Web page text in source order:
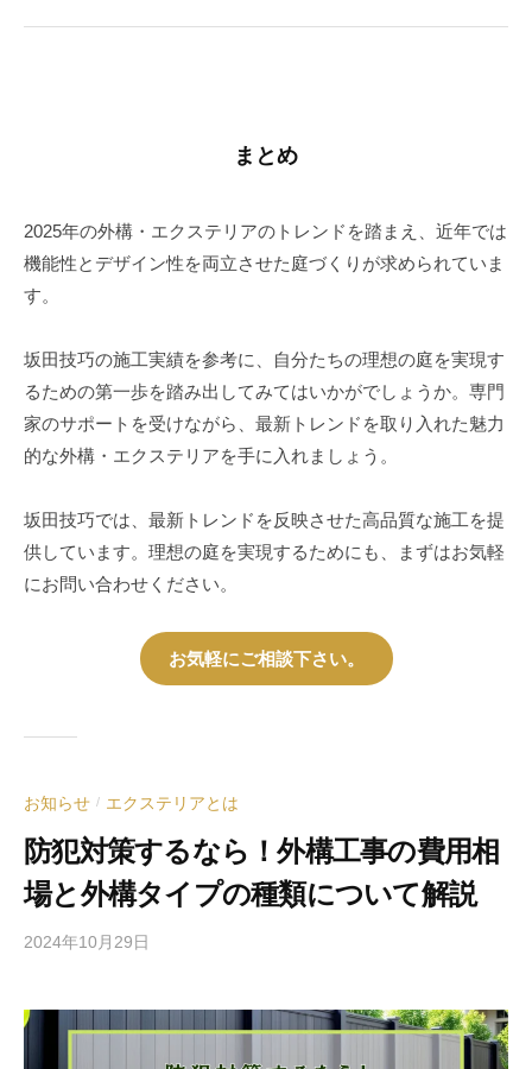
まとめ
2025年の外構・エクステリアのトレンドを踏まえ、近年では
機能性とデザイン性を両立させた庭づくりが求められていま
す。
坂田技巧の施工実績を参考に、自分たちの理想の庭を実現す
るための第一歩を踏み出してみてはいかがでしょうか。専門
家のサポートを受けながら、最新トレンドを取り入れた魅力
的な外構・エクステリアを手に入れましょう。
坂田技巧では、最新トレンドを反映させた高品質な施工を提
供しています。理想の庭を実現するためにも、まずはお気軽
にお問い合わせください。
お気軽にご相談下さい。
お知らせ / エクステリアとは
防犯対策するなら！外構工事の費用相
場と外構タイプの種類について解説
2024年10月29日
式